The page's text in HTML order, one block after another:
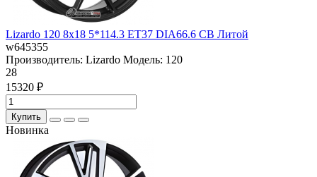
Lizardo 120 8x18 5*114.3 ET37 DIA66.6 CB Литой
w645355
Производитель: Lizardo Модель: 120
28
15320 ₽
Купить
Новинка